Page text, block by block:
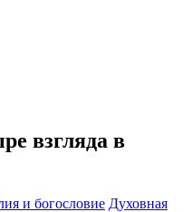
взгляда в
и богословие Духовная